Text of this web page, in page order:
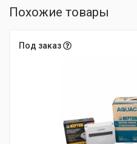
Похожие товары
Под заказ